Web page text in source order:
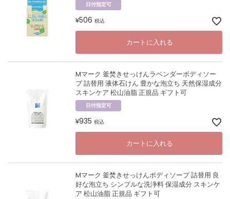
日付指定可
¥506 税込
カートに入れる
Mマーク 釜焚きせっけんラベンダーボディソー
プ 詰替用 液体石けん 豊かな泡立ち 天然保湿成分
スキンケア 松山油脂 正規品 ギフト可
日付指定可
¥935 税込
カートに入れる
Mマーク 釜焚きせっけんボディソープ 詰替用 良
好な泡立ち シンプルな洗浄料 保湿成分 スキンケ
ア 松山油脂 正規品 ギフト可